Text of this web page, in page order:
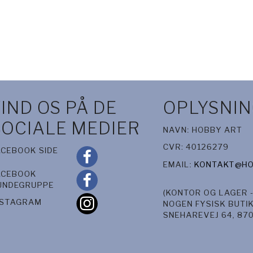
OS PÅ DE
MEDIER
SIDE
NAVN: HOBBY ART
CVR: 40126279
EMAIL:
(KONTOR OG LAGER
NOGEN FYSISK
SNEHAREVEJ 64,